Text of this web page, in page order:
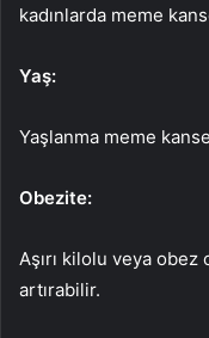
kadınlarda meme
Yaş:
Yaşlanma meme
Obezite:
Aşırı kilolu veya
artırabilir.